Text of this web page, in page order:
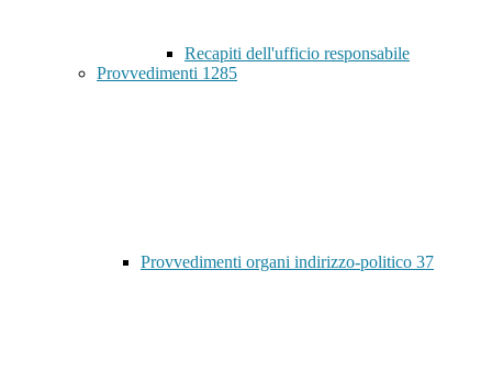
Recapiti dell'ufficio responsabile
Provvedimenti 1285
Provvedimenti organi indirizzo-politico 37